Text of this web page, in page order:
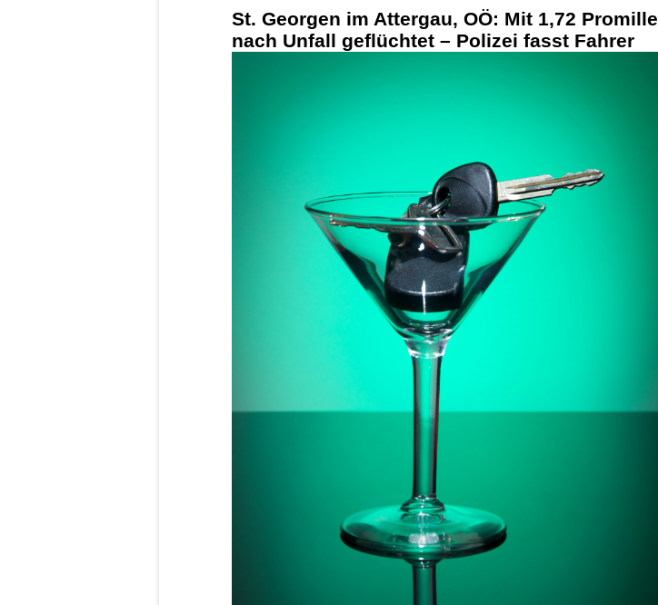
St. Georgen im Attergau, OÖ: Mit 1,72 Promille
nach Unfall geflüchtet – Polizei fasst Fahrer